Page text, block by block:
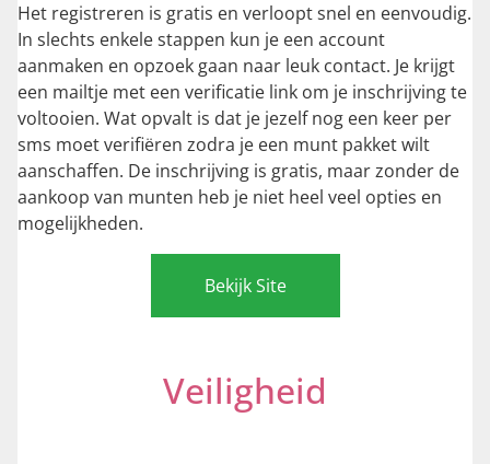
Het registreren is gratis en verloopt snel en eenvoudig.
In slechts enkele stappen kun je een account
aanmaken en opzoek gaan naar leuk contact. Je krijgt
een mailtje met een verificatie link om je inschrijving te
voltooien. Wat opvalt is dat je jezelf nog een keer per
sms moet verifiëren zodra je een munt pakket wilt
aanschaffen. De inschrijving is gratis, maar zonder de
aankoop van munten heb je niet heel veel opties en
mogelijkheden.
Bekijk Site
Veiligheid